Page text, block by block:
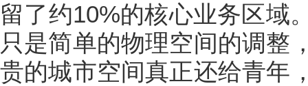
留了约10%的核心业务区域
只是简单的物理空间的调整
贵的城市空间真正还给青年